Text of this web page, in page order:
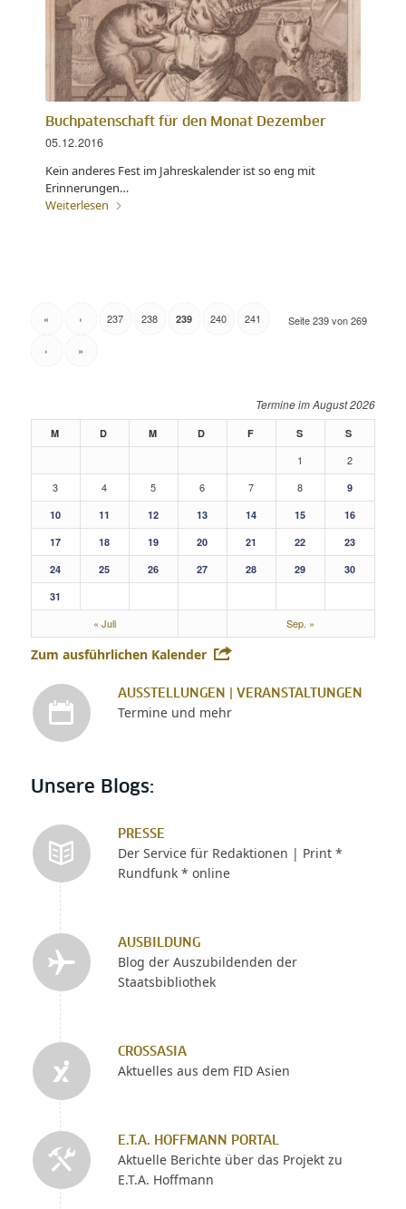
Buchpatenschaft für den Monat Dezember
05.12.2016
Kein anderes Fest im Jahreskalender ist so eng mit
Erinnerungen…
Weiterlesen
Seite 239 von 269
« ‹ 237 238 239 240 241
› »
August 2026
M D M D F S S
1
2
3
4 5 6 7 8
9
10
11 12 13 14 15
16
17
18 19 20 21 22
23
24
25 26 27 28 29
30
31
« Juli Sep. »
Zum ausführlichen Kalender
AUSSTELLUNGEN | VERANSTALTUNGEN
Termine und mehr
Unsere Blogs:
PRESSE
Der Service für Redaktionen | Print *
Rundfunk * online
AUSBILDUNG
Blog der Auszubildenden der
Staatsbibliothek
CROSSASIA
Aktuelles aus dem FID Asien
E.T.A. HOFFMANN PORTAL
Aktuelle Berichte über das Projekt zu
E.T.A. Hoffmann